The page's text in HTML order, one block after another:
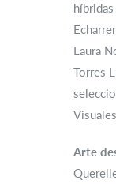
Laura
Torres
Arte